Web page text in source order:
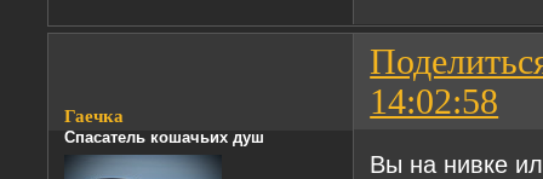
14:02:58
Гаечка
Спасатель кошачьих душ
Вы на нивке